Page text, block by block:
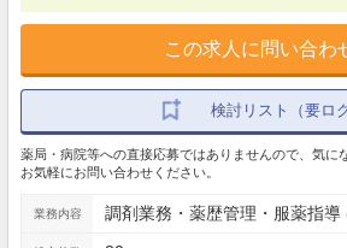
この求人に問い合わ
検討リスト（要ロ
薬局・病院等への直接応募ではありませんので、気に
お気軽にお問い合わせください。
業務内容 調剤業務・薬歴管理・服薬指導